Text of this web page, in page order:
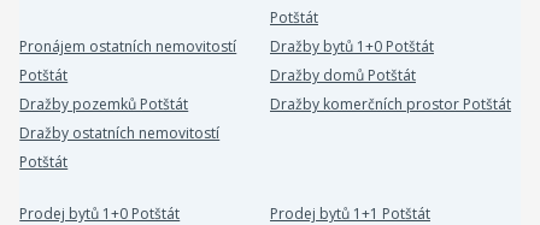
Potštát
Pronájem ostatních nemovitostí
Potštát
Dražby bytů 1+0 Potštát
Dražby domů Potštát
Dražby pozemků Potštát
Dražby komerčních prostor Potštát
Dražby ostatních nemovitostí
Potštát
Prodej bytů 1+0 Potštát
Prodej bytů 1+1 Potštát